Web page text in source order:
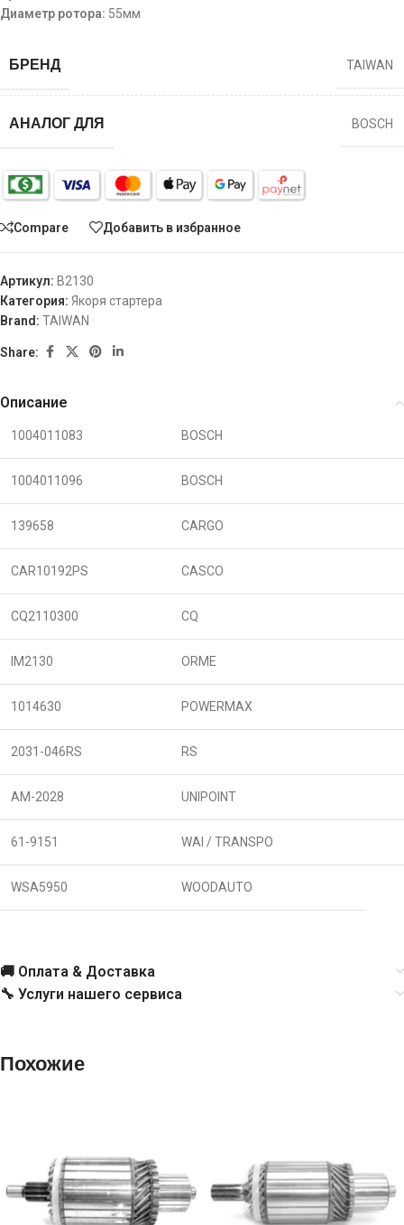
Диаметр ротора: 55мм
БРЕНД TAIWAN
АНАЛОГ ДЛЯ BOSCH
Compare Добавить в избранное
Артикул: B2130
Категория: Якоря стартера
Brand: TAIWAN
Share:
Описание
1004011083 BOSCH
1004011096 BOSCH
139658 CARGO
CAR10192PS CASCO
CQ2110300 CQ
IM2130 ORME
1014630 POWERMAX
2031-046RS RS
AM-2028 UNIPOINT
61-9151 WAI / TRANSPO
WSA5950 WOODAUTO
🚚 Оплата & Доставка
🔧 Услуги нашего сервиса
Похожие